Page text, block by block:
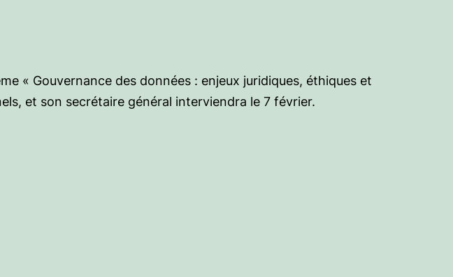
« Gouvernance des données : enjeux juridiques, éthiques et
et son secrétaire général interviendra le 7 février.